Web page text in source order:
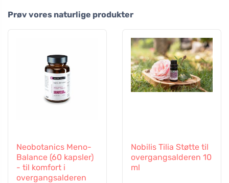
Prøv vores naturlige produkter
Neobotanics Meno-
Balance (60 kapsler)
- til komfort i
overgangsalderen
Nobilis Tilia Støtte til
overgangsalderen 10
ml